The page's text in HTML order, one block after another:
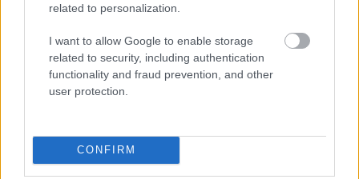
related to personalization.
I want to allow Google to enable storage
related to security, including authentication
functionality and fraud prevention, and other
user protection.
CONFIRM
Deti už odrástli, tak si rodičia vytvorili dom
podľa seba. Majú perfektné bývanie pre
svoj život i pre vnúčatá